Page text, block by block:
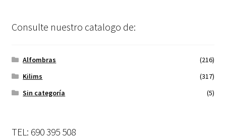
Consulte nuestro catalogo de:
Alfombras
(216)
Kilims
(317)
Sin categoría
(5)
TEL: 690 395 508